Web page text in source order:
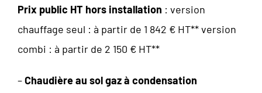
Prix public HT hors installation : version
chauffage seul : à partir de 1 842 € HT** version
combi : à partir de 2 150 € HT**
–Chaudière au sol gaz à condensation